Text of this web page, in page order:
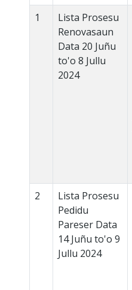
1
Lista Prosesu
Renovasaun
Data 20 Juñu
to'o 8 Jullu
2024
2
Lista Prosesu
Pedidu
Pareser Data
14 Juñu to'o 9
Jullu 2024